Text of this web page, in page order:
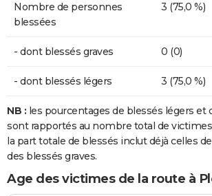
Nombre de personnes
blessées
3 (75,0 %)
- dont blessés graves 0 (0)
- dont blessés légers 3 (75,0 %)
NB : les pourcentages de blessés légers et
sont rapportés au nombre total de
la part totale de blessés inclut déjà celles
des blessés graves.
Age des victimes de la route à